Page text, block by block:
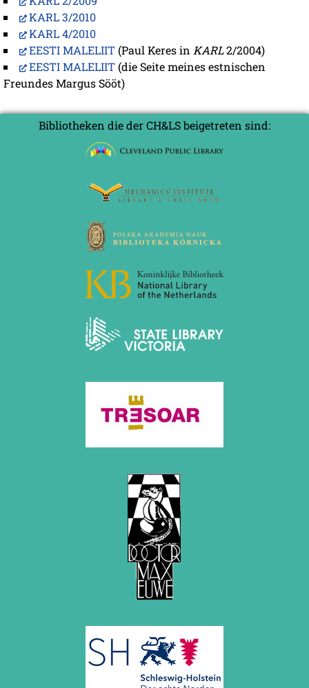
KARL 3/2010
KARL 4/2010
EESTI MALELIIT(Paul Keres in KARL2/2004)
EESTI MALELIIT(die Seite meines estnischen
Freundes Margus Sööt)
Bibliotheken die der CH&LS beigetreten sind: